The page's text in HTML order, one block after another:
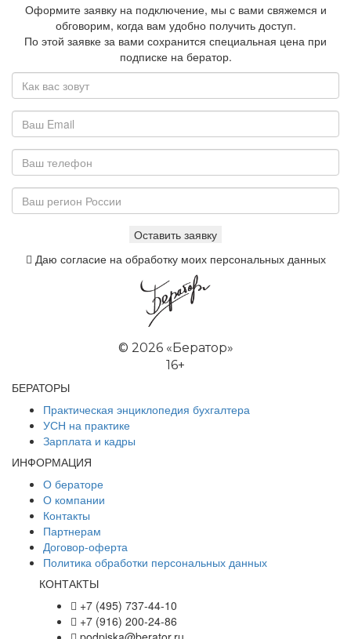
Оформите заявку на подключение, мы с вами свяжемся и
обговорим, когда вам удобно получить доступ.
По этой заявке за вами сохранится специальная цена при
подписке на бератор.
Даю согласие на обработку моих персональных данных
© 2026 «Бератор»
16+
БЕРАТОРЫ
Практическая энциклопедия бухгалтера
УСН на практике
Зарплата и кадры
ИНФОРМАЦИЯ
О бераторе
О компании
Контакты
Партнерам
Договор-оферта
Политика обработки персональных данных
КОНТАКТЫ
+7 (495) 737-44-10
+7 (916) 200-24-86